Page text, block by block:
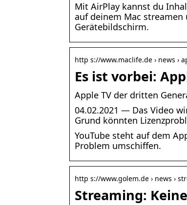
Mit AirPlay kannst du
auf deinem Mac streamen
Gerätebildschirm.
http s://www.maclife.de › news ›
Es ist vorbei:
Apple TV der dritten
04.02.2021 — Das Video
Grund könnten
YouTube steht auf dem
Problem umschiffen.
http s://www.golem.de › news ›
Streaming: